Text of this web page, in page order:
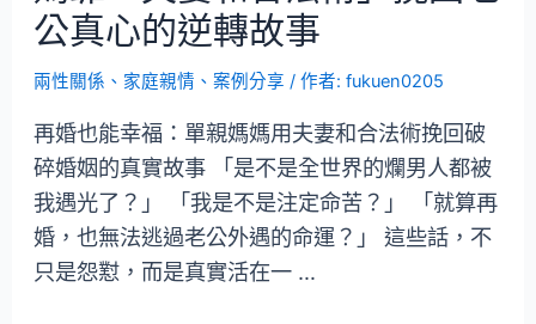
公真心的逆轉故事
兩性關係 、 家庭親情 、案例分享 / 作者:fukuen0205
再婚也能幸福：單親媽媽用夫妻和合法術挽回破
碎婚姻的真實故事 「是不是全世界的爛男人都被
我遇光了？」 「我是不是注定命苦？」 「就算再
婚，也無法逃過老公外遇的命運？」 這些話，不
只是怨懟，而是真實活在一 …